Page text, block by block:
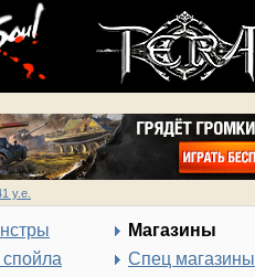
у.е.
Магазины
Спец магазины